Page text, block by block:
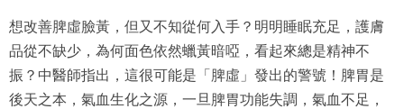
想改善脾虛臉黃，但又不知從何入手？明明睡眠充足，護膚
品從不缺少，為何面色依然蠟黃暗啞，看起來總是精神不
振？中醫師指出，這很可能是「脾虛」發出的警號！脾胃是
後天之本，氣血生化之源，一旦脾胃功能失調，氣血不足，